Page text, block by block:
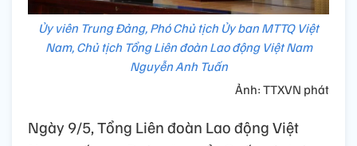
Ủy viên Trung Đảng, Phó Chủ tịch Ủy ban MTTQ Việt
Nam, Chủ tịch Tổng Liên đoàn Lao động Việt Nam
Nguyễn Anh Tuấn
Ảnh: TTXVN phát
Ngày 9/5, Tổng Liên đoàn Lao động Việt